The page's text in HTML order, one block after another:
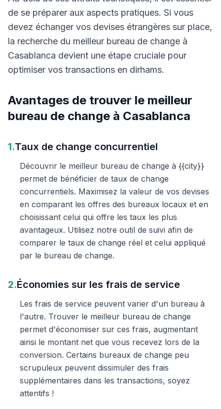
de se préparer aux aspects pratiques. Si vous
devez échanger vos devises étrangères sur place,
la recherche du meilleur bureau de change à
Casablanca devient une étape cruciale pour
optimiser vos transactions en dirhams.
Avantages de trouver le meilleur
bureau de change à Casablanca
1.Taux de change concurrentiel
Découvrir le meilleur bureau de change à {{city}}
permet de bénéficier de taux de change
concurrentiels. Maximisez la valeur de vos devises
en comparant les offres des bureaux locaux et en
choisissant celui qui offre les taux les plus
avantageux. Utilisez notre outil de suivi afin de
comparer le taux de change réel et celui appliqué
par le bureau de change.
2.Économies sur les frais de service
Les frais de service peuvent varier d'un bureau à
l'autre. Trouver le meilleur bureau de change
permet d'économiser sur ces frais, augmentant
ainsi le montant net que vous recevez lors de la
conversion. Certains bureaux de change peu
scrupuleux peuvent dissimuler des frais
supplémentaires dans les transactions, soyez
attentifs !